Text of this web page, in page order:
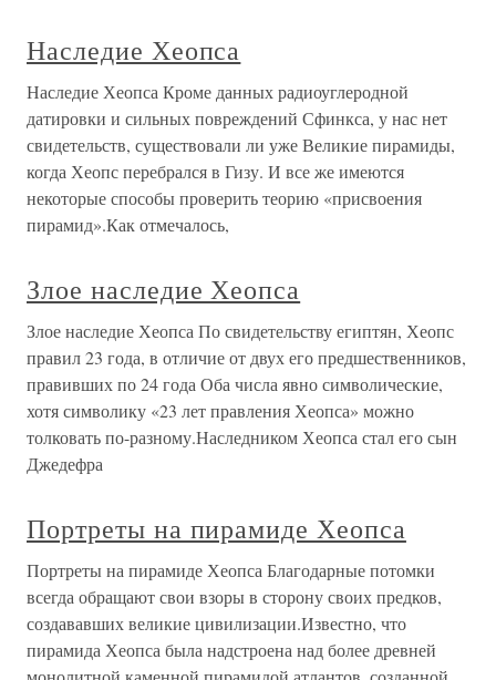
Наследие Хеопса
Наследие Хеопса Кроме данных радиоуглеродной
датировки и сильных повреждений Сфинкса, у нас нет
свидетельств, существовали ли уже Великие пирамиды,
когда Хеопс перебрался в Гизу. И все же имеются
некоторые способы проверить теорию «присвоения
пирамид».Как отмечалось,
Злое наследие Хеопса
Злое наследие Хеопса По свидетельству египтян, Хеопс
правил 23 года, в отличие от двух его предшественников,
правивших по 24 года Оба числа явно символические,
хотя символику «23 лет правления Хеопса» можно
толковать по-разному.Наследником Хеопса стал его сын
Джедефра
Портреты на пирамиде Хеопса
Портреты на пирамиде Хеопса Благодарные потомки
всегда обращают свои взоры в сторону своих предков,
создававших великие цивилизации.Известно, что
пирамида Хеопса была надстроена над более древней